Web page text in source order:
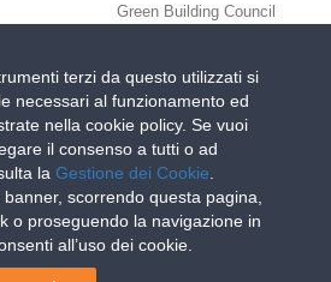
Green Building Council
Libertà, 6/8 - 35010 Grantorto (Padova)
9490289 - info@geoplastglobal.com
- R.E.A. n. 300667 P.IVA e C.F.
2.000.000 i.v. | PRIVACY POLICY
Regione del Veneto
terzi da questo utilizzati si
necessari al funzionamento ed
nella cookie policy. Se vuoi
il consenso a tutti o ad
la Gestione dei Cookie
scorrendo questa pagina,
o proseguendo la navigazione in
all’uso dei cookie.